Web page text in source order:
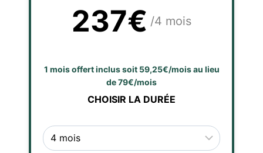
237€ /4 mois
1 mois offert inclus soit 59,25€/mois au lieu
de 79€/mois
CHOISIR LA DURÉE